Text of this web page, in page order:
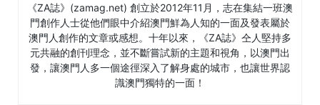
《ZA誌》 (zamag.net) 創立於2012年11 月，志在集結一班澳
門創作人士從他們眼中介紹澳門鮮為人知的一面及發表屬於
澳門人創作的文章或感想。十年以來，《ZA誌》仝人堅持多
元共融的創刊理念，並不斷嘗試新的主題和視角，以澳門出
發，讓澳門人多一個途徑深入了解身處的城市，也讓世界認
識澳門獨特的一面！